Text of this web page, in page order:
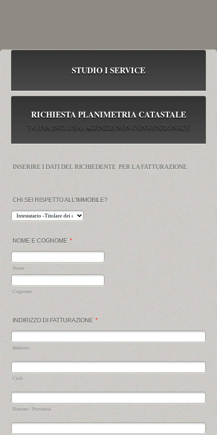
STUDIO I SERVICE
RICHIESTA PLANIMETRIA CATASTALE
7 € (IVA INCLUSA) AGENZIE NON CONVENZIONATE
INSERIRE I DATI DEL RICHIEDENTE PER LA FATTURAZIONE
CHI SEI RISPETTO ALL'IMMOBILE?
NOME E COGNOME *
Nome
Cognome
INDIRIZZO DI FATTURAZIONE *
Indirizzo
Città
Nazione / Provincia